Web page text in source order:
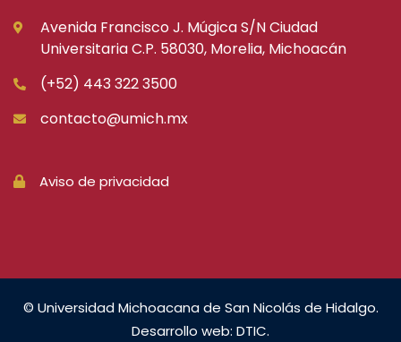
Avenida Francisco J. Múgica S/N Ciudad
Universitaria C.P. 58030, Morelia, Michoacán
(+52) 443 322 3500
contacto@umich.mx
Aviso de privacidad
© Universidad Michoacana de San Nicolás de Hidalgo.
Desarrollo web: DTIC.